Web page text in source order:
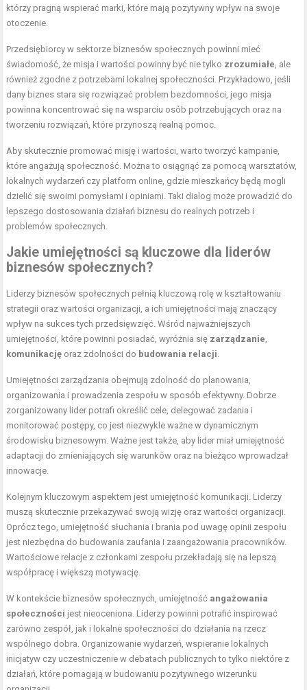
którzy pragną wspierać marki, które mają pozytywny wpływ na swoje
otoczenie.
Przedsiębiorcy w sektorze biznesów społecznych powinni mieć
świadomość, że misja i wartości powinny być nie tylko zrozumiałe , ale
również zgodne z potrzebami lokalnej społeczności. Przykładowo, jeśli
dany biznes stara się rozwiązać problem bezdomności, jego misja
powinna koncentrować się na wsparciu osób potrzebujących oraz na
tworzeniu rozwiązań, które przynoszą realną pomoc.
Aby skutecznie promować misję i wartości, warto tworzyć kampanie,
które angażują społeczność. Można to osiągnąć za pomocą warsztatów,
lokalnych wydarzeń czy platform online, gdzie mieszkańcy będą mogli
dzielić się swoimi pomysłami i opiniami. Taki dialog może prowadzić do
lepszego dostosowania działań biznesu do realnych potrzeb i
problemów społecznych.
Jakie umiejętności są kluczowe dla liderów
biznesów społecznych?
Liderzy biznesów społecznych pełnią kluczową rolę w kształtowaniu
strategii oraz wartości organizacji, a ich umiejętności mają znaczący
wpływ na sukces tych przedsięwzięć. Wśród najważniejszych
umiejętności, które powinni posiadać, wyróżnia się zarządzanie
komunikację oraz zdolności do budowania relacji
Umiejętności zarządzania obejmują zdolność do planowania,
organizowania i prowadzenia zespołu w sposób efektywny. Dobrze
zorganizowany lider potrafi określić cele, delegować zadania i
monitorować postępy, co jest niezwykle ważne w dynamicznym
środowisku biznesowym. Ważne jest także, aby lider miał umiejętność
adaptacji do zmieniających się warunków oraz na bieżąco wprowadzał
innowacje.
Kolejnym kluczowym aspektem jest umiejętność komunikacji. Liderzy
muszą skutecznie przekazywać swoją wizję oraz wartości organizacji.
Oprócz tego, umiejętność słuchania i brania pod uwagę opinii zespołu
jest niezbędna do budowania zaufania i zaangażowania pracowników.
Wartościowe relacje z członkami zespołu przekładają się na lepszą
współpracę i większą motywację.
W kontekście biznesów społecznych, umiejętność angażowania
społeczności jest nieoceniona. Liderzy powinni potrafić inspirować
zarówno zespół, jak i lokalne społeczności do działania na rzecz
wspólnego dobra. Organizowanie wydarzeń, wspieranie lokalnych
inicjatyw czy uczestniczenie w debatach publicznych to tylko niektóre z
działań, które pomagają w budowaniu pozytywnego wizerunku